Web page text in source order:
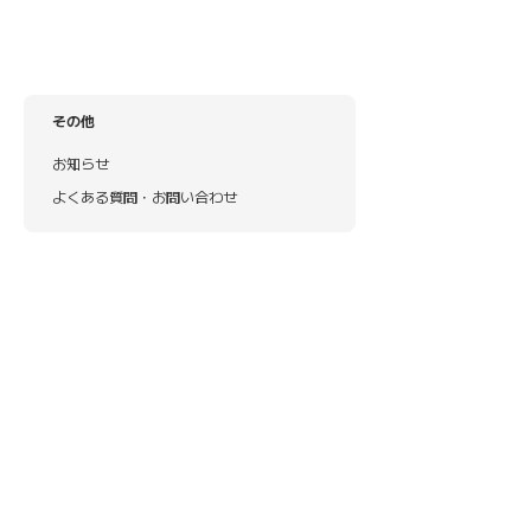
その他
お知らせ
よくある質問・お問い合わせ